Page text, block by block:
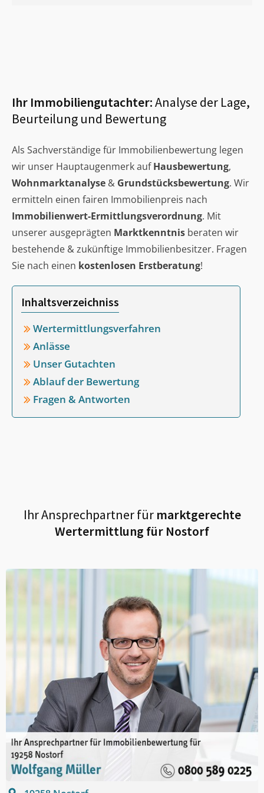
Ihr Immobiliengutachter:Analyse der Lage,
Beurteilung und Bewertung
Als Sachverständige für Immobilienbewertung legen
wir unser Hauptaugenmerk aufHausbewertung,
Wohnmarktanalyse & Grundstücksbewertung. Wir
ermitteln einen fairen Immobilienpreis nach
Immobilienwert-Ermittlungsverordnung. Mit
unserer ausgeprägten Marktkenntnis beraten wir
bestehende & zukünftige Immobilienbesitzer. Fragen
Sie nach einen kostenlosen Erstberatung!
Inhaltsverzeichniss
Wertermittlungsverfahren
Anlässe
Unser Gutachten
Ablauf der Bewertung
Fragen & Antworten
Ihr Ansprechpartner fürmarktgerechte
Wertermittlung für Nostorf